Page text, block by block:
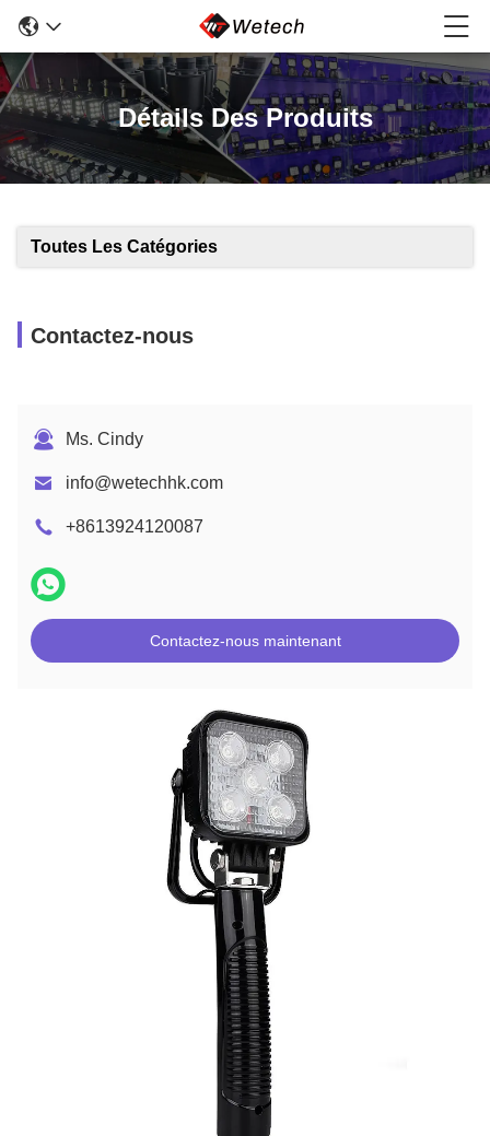
Détails Des Produits
Toutes Les Catégories
Contactez-nous
Ms. Cindy
info@wetechhk.com
+8613924120087
Contactez-nous maintenant